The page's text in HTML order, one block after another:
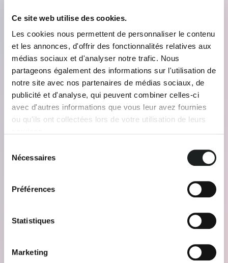
Ce site web utilise des cookies.
Les cookies nous permettent de personnaliser le contenu
et les annonces, d'offrir des fonctionnalités relatives aux
médias sociaux et d'analyser notre trafic. Nous
partageons également des informations sur l'utilisation de
notre site avec nos partenaires de médias sociaux, de
publicité et d'analyse, qui peuvent combiner celles-ci
avec d'autres informations que vous leur avez fournies
ou qu'ils ont collectées lors de votre utilisation de leurs
Nécessaires
Préférences
Statistiques
Marketing